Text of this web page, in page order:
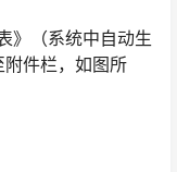
》（系统中自动生
件栏，如图所